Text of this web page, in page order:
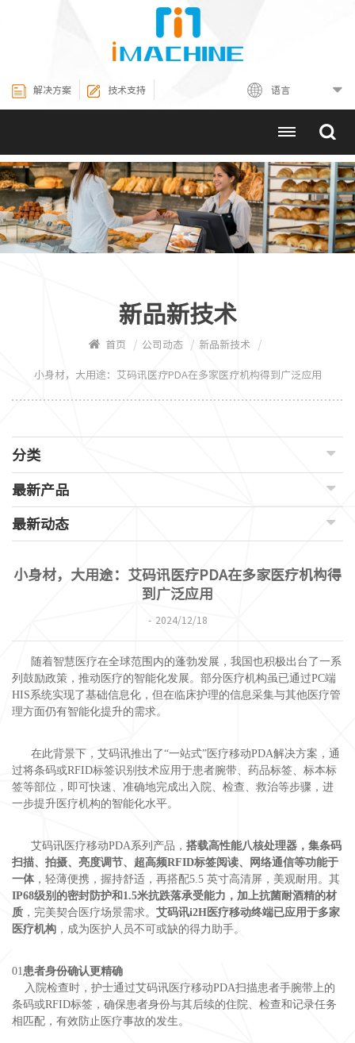
语言
解决方案 技术支持
新品新技术
首页 / 公司动态 / 新品新技术 /
小身材，大用途：艾码讯医疗PDA在多家医疗机构得到广泛应用
分类
最新产品
最新动态
小身材，大用途：艾码讯医疗PDA在多家医疗机构得
到广泛应用
2024/12/18
随着智慧医疗在全球范围内的蓬勃发展，我国也积极出台了一系
列鼓励政策，推动医疗的智能化发展。部分医疗机构虽已通过PC端
HIS系统实现了基础信息化，但在临床护理的信息采集与其他医疗管
理方面仍有智能化提升的需求。
在此背景下，艾码讯推出了“一站式”医疗移动PDA解决方案，通
过将条码或RFID标签识别技术应用于患者腕带、药品标签、标本标
签等部位，即可快速、准确地完成出入院、检查、救治等步骤，进
一步提升医疗机构的智能化水平。
艾码讯医疗移动PDA系列产品， 搭载高性能八核处理器，集条码
扫描、拍摄、亮度调节、超高频RFID标签阅读、网络通信等功能于
一体，轻薄便携，握持舒适，再搭配5.5 英寸高清屏，美观耐用。其
IP68级别的密封防护和1.5米抗跌落承受能力，加上抗菌耐酒精的材
质 ，完美契合医疗场景需求。 艾码讯i2H医疗移动终端已应用于多家
医疗机构 ，成为医护人员不可或缺的得力助手。
01患者身份确认更精确
入院检查时，护士通过艾码讯医疗移动PDA扫描患者手腕带上的
条码或RFID标签，确保患者身份与其后续的住院、检查和记录任务
相匹配，有效防止医疗事故的发生。